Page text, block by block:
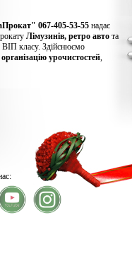
067-405-53-55 надає
Лімузинів, ретро авто та
ВІП класу. Здійснюємо
організацію урочистостей,